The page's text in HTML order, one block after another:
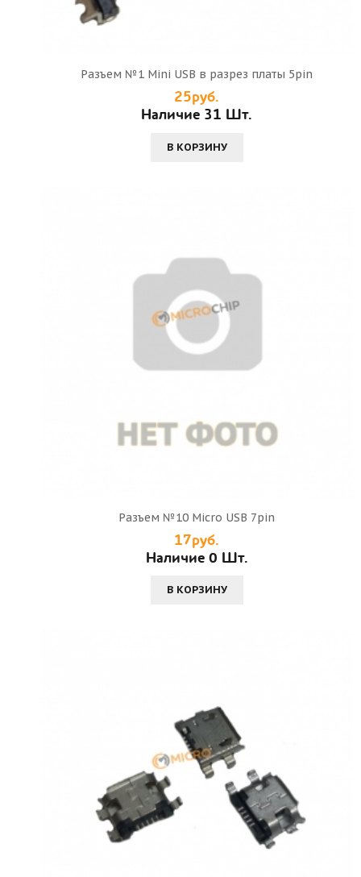
Разъем №1 Mini USB в разрез платы 5pin
25руб.
Наличие 31 Шт.
В КОРЗИНУ
Разъем №10 Micro USB 7pin
17руб.
Наличие 0 Шт.
В КОРЗИНУ